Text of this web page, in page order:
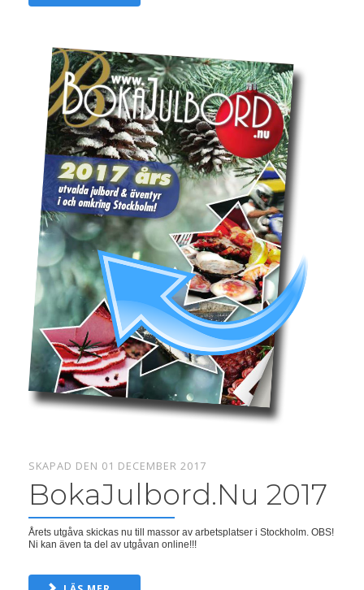
SKAPAD DEN 01 DECEMBER 2017
BokaJulbord.Nu 2017
Årets utgåva skickas nu till massor av arbetsplatser i Stockholm. OBS!
Ni kan även ta del av utgåvan online!!!